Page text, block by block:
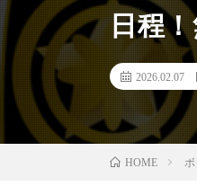
日程
2026.02.07
HOME